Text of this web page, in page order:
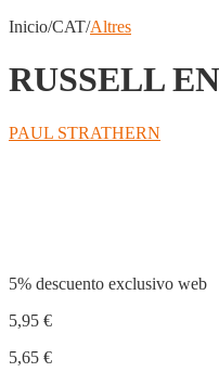
Inicio/CAT/Altres
RUSSELL
PAUL STRATHERN
5% descuento exclusivo web
5,95 €
5,65 €